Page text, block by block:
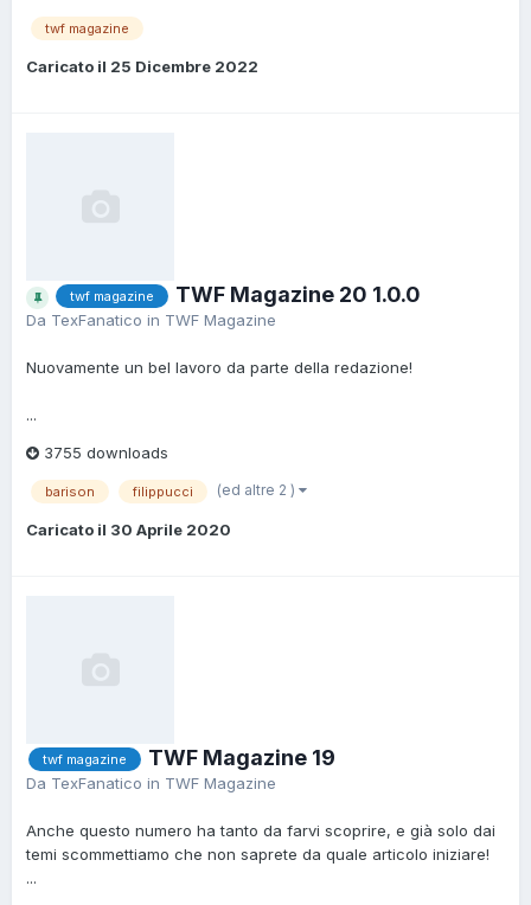
twf magazine
Caricato il 25 Dicembre 2022
twf magazine TWF Magazine 20 1.0.0
Da TexFanatico in TWF Magazine
Nuovamente un bel lavoro da parte della redazione!
...
3755 downloads
barison filippucci (ed altre 2 )
Caricato il 30 Aprile 2020
twf magazine TWF Magazine 19
Da TexFanatico in TWF Magazine
Anche questo numero ha tanto da farvi scoprire, e già solo dai
temi scommettiamo che non saprete da quale articolo iniziare!
...